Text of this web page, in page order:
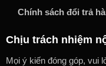
Chính sách đổi trả
Chịu trách nhiệm
Mọi ý kiến đóng góp, vui